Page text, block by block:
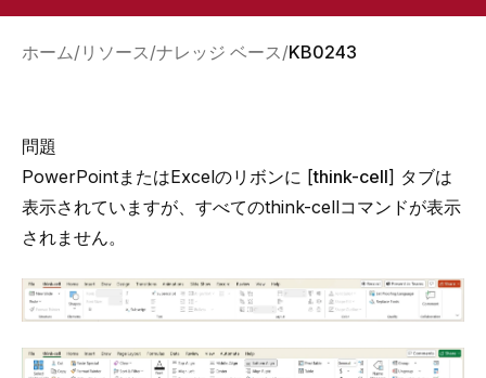
ホーム リソース ナレッジ ベース KB0243
問題
PowerPointまたはExcelのリボンに [think-cell] タブは
表示されていますが、すべてのthink-cellコマンドが表示
されません。